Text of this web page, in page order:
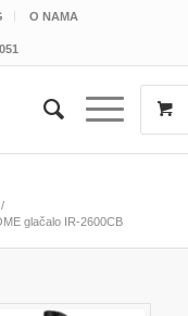
O NAMA
/
glačalo IR-2600CB